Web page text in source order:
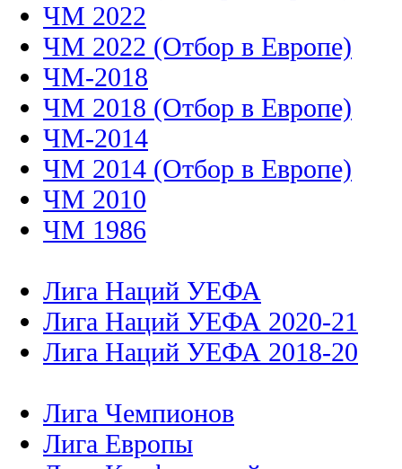
ЧМ 2022
ЧМ 2022 (Отбор в Европе)
ЧМ-2018
ЧМ 2018 (Отбор в Европе)
ЧМ-2014
ЧМ 2014 (Отбор в Европе)
ЧМ 2010
ЧМ 1986
Лига Наций УЕФА
Лига Наций УЕФА 2020-21
Лига Наций УЕФА 2018-20
Лига Чемпионов
Лига Европы